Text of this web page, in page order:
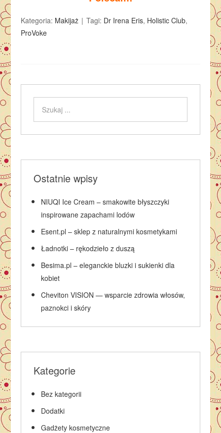
Kategoria: Makijaż Tagi: Dr Irena Eris, Holistic Club,
ProVoke
Ostatnie wpisy
NIUQI Ice Cream – smakowite błyszczyki
inspirowane zapachami lodów
Esent.pl – sklep z naturalnymi kosmetykami
Ładnotki – rękodzieło z duszą
Besima.pl – eleganckie bluzki i sukienki dla
kobiet
Cheviton VISION — wsparcie zdrowia włosów,
paznokci i skóry
Kategorie
Bez kategorii
Dodatki
Gadżety kosmetyczne